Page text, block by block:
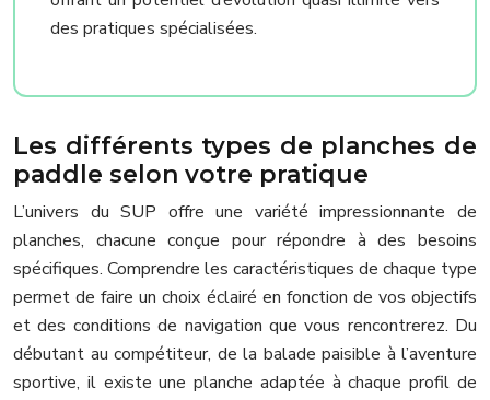
des pratiques spécialisées.
Les différents types de planches de
paddle selon votre pratique
L’univers du SUP offre une variété impressionnante de
planches, chacune conçue pour répondre à des besoins
spécifiques. Comprendre les caractéristiques de chaque type
permet de faire un choix éclairé en fonction de vos objectifs
et des conditions de navigation que vous rencontrerez. Du
débutant au compétiteur, de la balade paisible à l’aventure
sportive, il existe une planche adaptée à chaque profil de